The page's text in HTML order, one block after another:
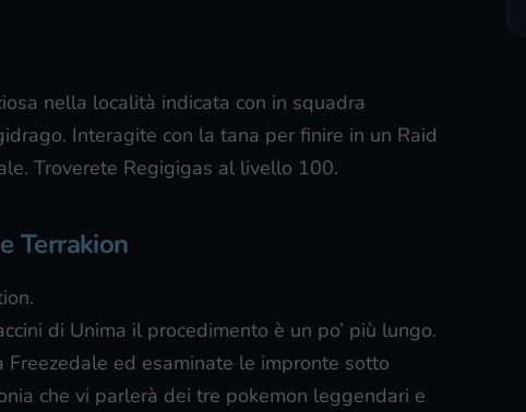
nella località indicata con in squadra
Interagite con la tana per finire in un Raid
Troverete Regigigas al livello 100.
Terrakion
di Unima il procedimento è un po’ più lungo.
ed esaminate le impronte sotto
che vi parlerà dei tre pokemon leggendari e